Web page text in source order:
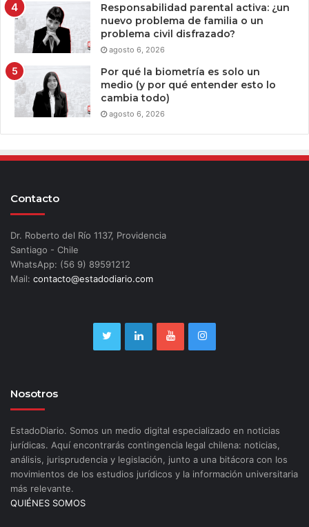
Responsabilidad parental activa: ¿un
nuevo problema de familia o un
problema civil disfrazado?
agosto 6, 2026
Por qué la biometría es solo un
medio (y por qué entender esto lo
cambia todo)
agosto 6, 2026
Contacto
Dr. Roberto del Río 1137, Providencia
Santiago - Chile
WhatsApp: (56 9) 89591212
Mail: contacto@estadodiario.com
Nosotros
EstadoDiario. Somos un medio digital especializado en noticias
jurídicas. Aquí encontrarás contingencia legal chilena: noticias,
análisis, jurisprudencia y legislación, junto a una bitácora con los
movimientos de los estudios jurídicos y la información universitaria
más relevante.
QUIÉNES SOMOS